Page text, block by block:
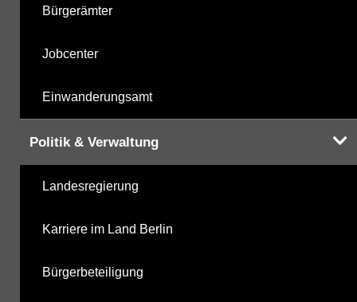
Bürgerämter
Jobcenter
Einwanderungsamt
Politik & Verwaltung
Landesregierung
Karriere im Land Berlin
Bürgerbeteiligung